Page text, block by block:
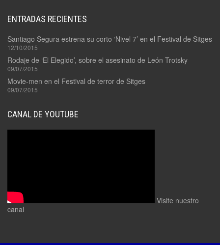
ENTRADAS RECIENTES
Santiago Segura estrena su corto ‘Nivel 7’ en el Festival de Sitges
12/10/2015
Rodaje de ‘El Elegido’, sobre el asesinato de León Trotsky
09/07/2015
Movie-men en el Festival de terror de Sitges
09/07/2015
CANAL DE YOUTUBE
Visite nuestro
canal